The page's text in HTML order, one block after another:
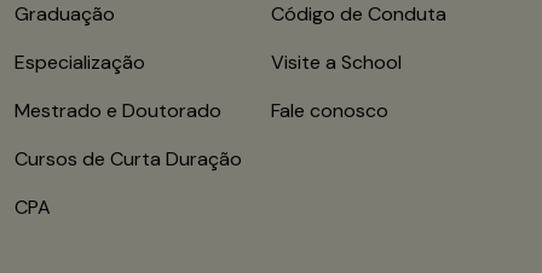
Graduação
Especialização
Mestrado e Doutorado
Cursos de Curta Duração
CPA
Código de Conduta
Visite a School
Fale conosco